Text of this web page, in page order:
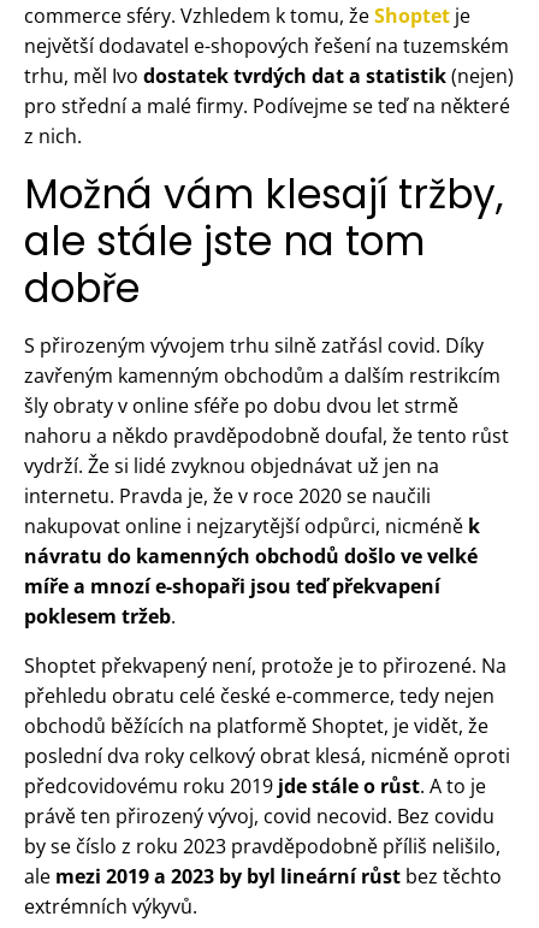
commerce sféry. Vzhledem k tomu, žeShoptet je
největší dodavatel e-shopových řešení na tuzemském
trhu, měl Ivo dostatek tvrdých dat a statistik(nejen)
pro střední a malé firmy. Podívejme se teď na některé
z nich.
Možná vám klesají tržby,
ale stále jste na tom
dobře
S přirozeným vývojem trhu silně zatřásl covid. Díky
zavřeným kamenným obchodům a dalším restrikcím
šly obraty v online sféře po dobu dvou let strmě
nahoru a někdo pravděpodobně doufal, že tento růst
vydrží. Že si lidé zvyknou objednávat už jen na
internetu. Pravda je, že v roce 2020 se naučili
nakupovat online i nejzarytější odpůrci, nicméně k
návratu do kamenných obchodů došlo ve velké
míře a mnozí e-shopaři jsou teď překvapení
poklesem tržeb.
Shoptet překvapený není, protože je to přirozené. Na
přehledu obratu celé české e-commerce, tedy nejen
obchodů běžících na platformě Shoptet, je vidět, že
poslední dva roky celkový obrat klesá, nicméně oproti
předcovidovému roku 2019 jde stále o růst. A to je
právě ten přirozený vývoj, covid necovid. Bez covidu
by se číslo z roku 2023 pravděpodobně příliš nelišilo,
ale mezi 2019 a 2023 by byl lineární růst bez těchto
extrémních výkyvů.